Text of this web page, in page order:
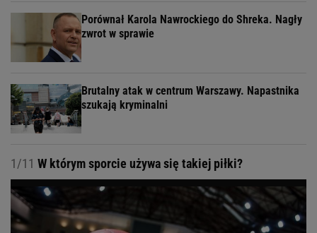
Porównał Karola Nawrockiego do Shreka. Nagły
zwrot w sprawie
Brutalny atak w centrum Warszawy. Napastnika
szukają kryminalni
1/11 W którym sporcie używa się takiej piłki?